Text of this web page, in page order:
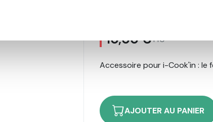
10,00 €TTC
Accessoire pour i-Cook'in : le
AJOUTER AU PANIER